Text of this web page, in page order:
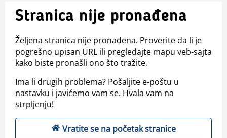
Stranica nije pronađena
Željena stranica nije pronađena. Proverite da li je
pogrešno upisan URL ili pregledajte mapu veb-sajta
kako biste pronašli ono što tražite.
Ima li drugih problema? Pošaljite e-poštu u
nastavku i javićemo vam se. Hvala vam na
strpljenju!
Vratite se na početak stranice